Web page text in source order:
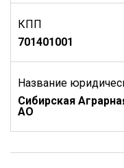
КПП
701401001
Название
Сибирская
АО